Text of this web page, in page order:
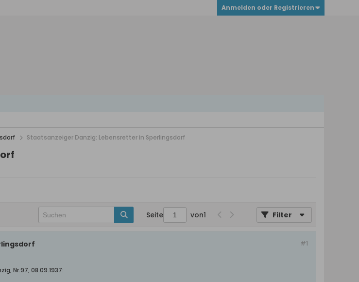
Anmelden oder Registrieren
Staatsanzeiger Danzig: Lebensretter in Sperlingsdorf
Seite von1 Filter
#1
Nr.97, 08.09.1937: